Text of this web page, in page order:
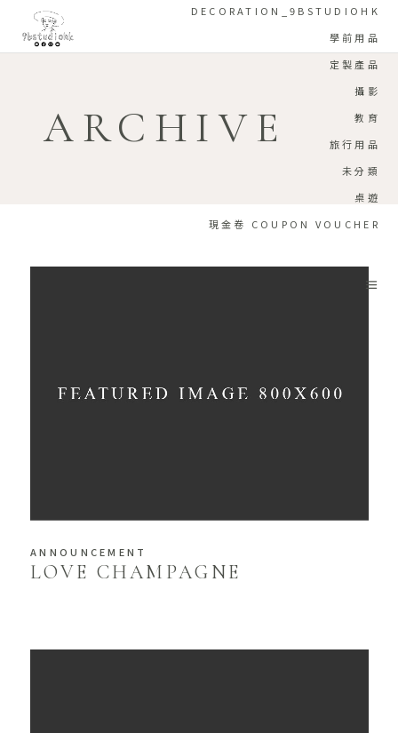
DECORATION_9BSTUDIOHK
學前用品
定製產品
攝影
教育
旅行用品
未分類
桌遊
現金卷 COUPON VOUCHER
ARCHIVE
ANNOUNCEMENT
LOVE CHAMPAGNE